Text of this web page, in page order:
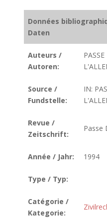
Données
Daten
Auteurs /
Autoren:
Source /
Fundstelle:
IN:
Revue /
Zeitschrift:
Passe
Année / Jahr: 1994
Type / Typ:
Catégorie /
Kategorie: